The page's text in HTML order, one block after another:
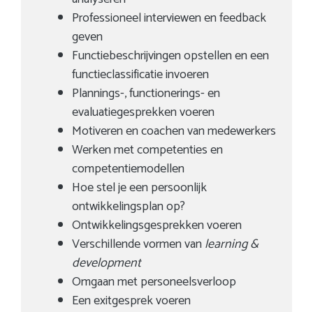
Professioneel interviewen en feedback
geven
Functiebeschrijvingen opstellen en een
functieclassificatie invoeren
Plannings-, functionerings- en
evaluatiegesprekken voeren
Motiveren en coachen van medewerkers
Werken met competenties en
competentiemodellen
Hoe stel je een persoonlijk
ontwikkelingsplan op?
Ontwikkelingsgesprekken voeren
Verschillende vormen vanlearning &
development
Omgaan met personeelsverloop
Een exitgesprek voeren